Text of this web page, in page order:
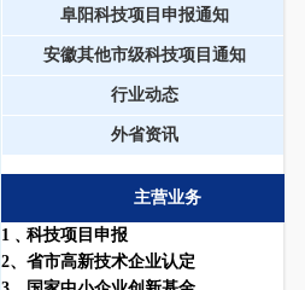
阜阳科技项目申报通知
安徽其他市级科技项目通知
行业动态
外省资讯
主营业务
1 ﹑科技项目申报
2、省市高新技术企业认定